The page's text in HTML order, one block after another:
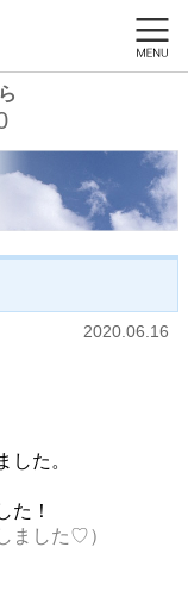
2020.06.16
した。
た！
ました♡）